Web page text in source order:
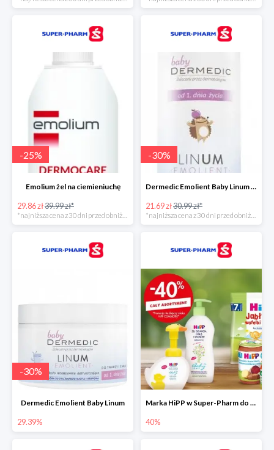
-25%
Emolium żel na ciemieniuchę
29.86 zł39.99 zł*
-30%
Dermedic Emolient Baby Linum żel do mycia ciała i włosów
21.69 zł30.99 zł*
-30%
Dermedic Emolient Baby Linum
29.39%
Marka HiPP w Super-Pharm do -40%
40%